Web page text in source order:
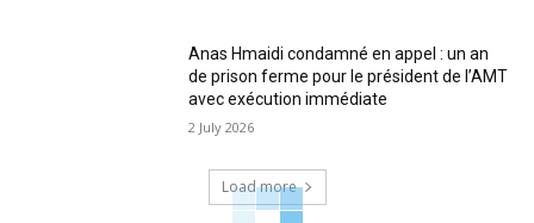
Anas Hmaidi condamné en appel : un an
de prison ferme pour le président de l’AMT
avec exécution immédiate
2 July 2026
Load more